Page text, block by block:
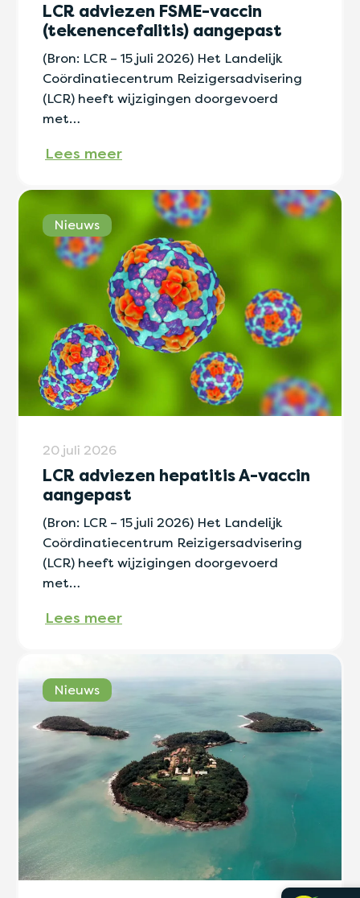
LCR adviezen FSME-vaccin
(tekenencefalitis) aangepast
(Bron: LCR – 15 juli 2026) Het Landelijk
Coördinatiecentrum Reizigersadvisering
(LCR) heeft wijzigingen doorgevoerd
met…
Lees meer
Nieuws
20 juli 2026
LCR adviezen hepatitis A-vaccin
aangepast
(Bron: LCR – 15 juli 2026) Het Landelijk
Coördinatiecentrum Reizigersadvisering
(LCR) heeft wijzigingen doorgevoerd
met…
Lees meer
Nieuws